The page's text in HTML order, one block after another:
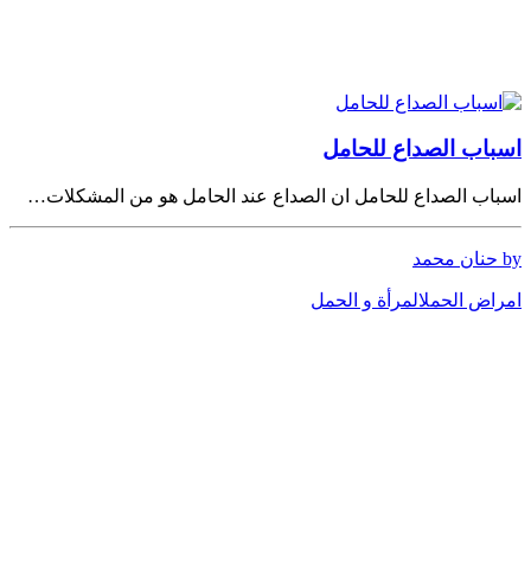
اسباب الصداع للحامل
اسباب الصداع للحامل ان الصداع عند الحامل هو من المشكلات…
by حنان محمد
امراض الحملالمرأة و الحمل